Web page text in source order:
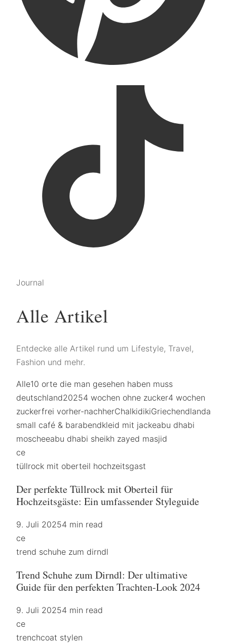
Journal
Alle Artikel
Entdecke alle Artikel rund um Lifestyle, Travel,
Fashion und mehr.
Alle10 orte die man gesehen haben muss
deutschland20254 wochen ohne zucker4 wochen
zuckerfrei vorher-nachherChalkidikiGriechendlanda
small café & barabendkleid mit jackeabu dhabi
moscheeabu dhabi sheikh zayed masjid
ce
tüllrock mit oberteil hochzeitsgast
Der perfekte Tüllrock mit Oberteil für
Hochzeitsgäste: Ein umfassender Styleguide
9. Juli 20254 min read
ce
trend schuhe zum dirndl
Trend Schuhe zum Dirndl: Der ultimative
Guide für den perfekten Trachten-Look 2024
9. Juli 20254 min read
ce
trenchcoat stylen